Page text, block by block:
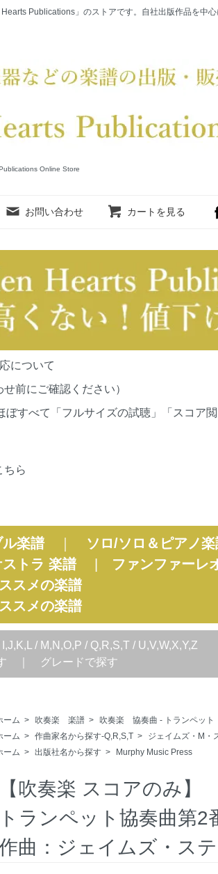
Publications」のストアです。自社出版作品を中
Online Store
お問い合わせ カートを見る
について
前にご確認ください）
すべて「フルサイズの試聴」「スコア
ちら
楽譜｜ ソロ/ソロ＆ピアノ
トラ 楽譜| ファンファーレ
スメの楽譜
スメの楽譜
I,J,K,L / M,N,O,P / Q,R,S,T / U,V,W,X,Y,Z
グレードで探す
ーム > 吹奏楽 楽譜 >
吹奏楽 協奏曲 - トランペット
ーム > 作曲家名から探す-Q,R,S,T >
ジェイムズ・M・
ーム > 出版社名から探す > Murphy Music Press
【吹奏楽 スコアのみ】
トランペット協奏曲第
曲：ジェイムズ・ス